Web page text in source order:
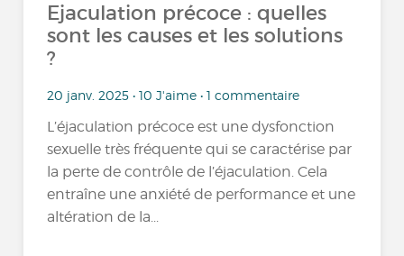
Ejaculation précoce : quelles
sont les causes et les solutions
?
20 janv. 2025 • 10 J'aime • 1 commentaire
L’éjaculation précoce est une dysfonction
sexuelle très fréquente qui se caractérise par
la perte de contrôle de l’éjaculation. Cela
entraîne une anxiété de performance et une
altération de la...